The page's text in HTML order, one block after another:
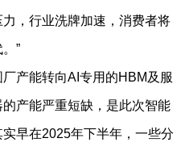
，行业洗牌加速，消费者将
”
能转向AI专用的HBM及服
产能严重短缺，是此次智能
早在2025年下半年，一些分